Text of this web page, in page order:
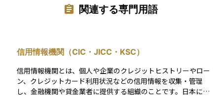
関連する専門用語
信用情報機関（CIC・JICC・KSC）
信用情報機関とは、個人や企業のクレジットヒストリーやロー
ン、クレジットカード利用状況などの信用情報を収集・管理
し、金融機関や貸金業者に提供する組織のことです。日本には